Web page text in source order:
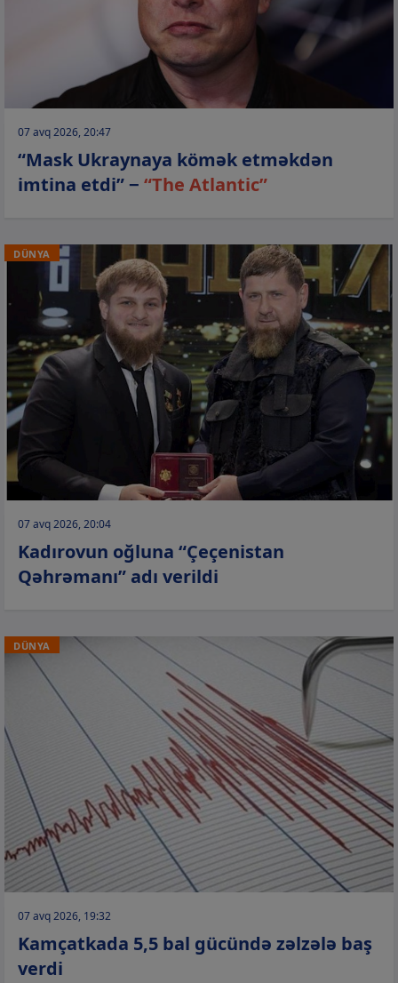
07 avq 2026, 20:47
“Mask Ukraynaya kömək etməkdən
imtina etdi” − “The Atlantic”
DÜNYA
07 avq 2026, 20:04
Kadırovun oğluna “Çeçenistan
Qəhrəmanı” adı verildi
DÜNYA
07 avq 2026, 19:32
Kamçatkada 5,5 bal gücündə zəlzələ baş
verdi